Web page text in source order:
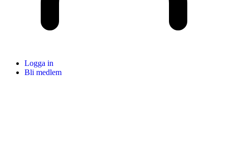
Logga in
Bli medlem